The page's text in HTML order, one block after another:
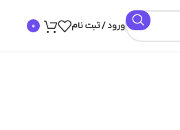
ورود / ثبت نام 0